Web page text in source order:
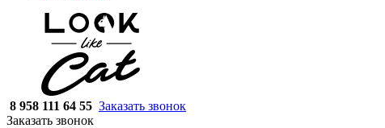
8 958 111 64 55 Заказать звонок
Заказать звонок